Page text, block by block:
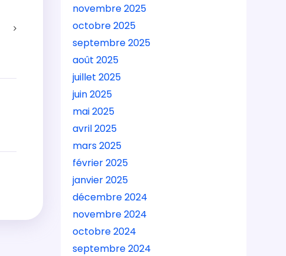
novembre 2025
octobre 2025
septembre 2025
août 2025
juillet 2025
juin 2025
mai 2025
avril 2025
mars 2025
février 2025
janvier 2025
décembre 2024
novembre 2024
octobre 2024
septembre 2024